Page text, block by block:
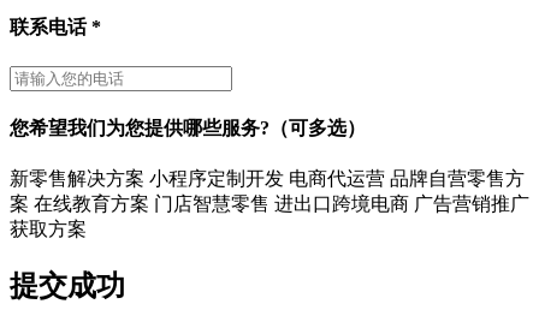
联系电话*
您希望我们为您提供哪些服务?（可多选）
新零售解决方案 小程序定制开发 电商代运营 品牌自营零售方
案 在线教育方案 门店智慧零售 进出口跨境电商 广告营销推广
获取方案
提交成功